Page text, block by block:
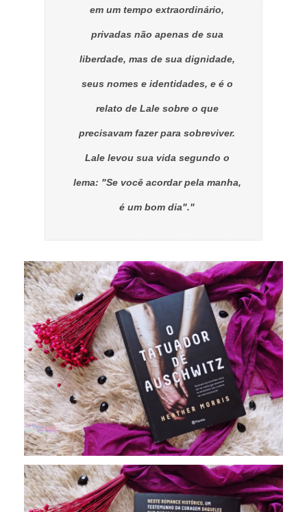
em um tempo extraordinário,
privadas não apenas de sua
liberdade, mas de sua dignidade,
seus nomes e identidades, e é o
relato de Lale sobre o que
precisavam fazer para sobreviver.
Lale levou sua vida segundo o
lema: "Se você acordar pela manha,
é um bom dia"."